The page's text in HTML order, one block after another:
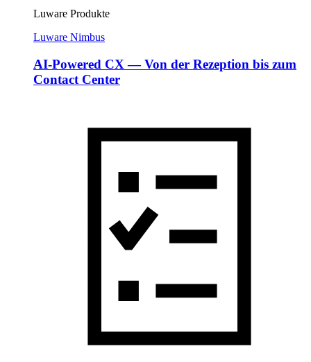
Luware Produkte
Luware Nimbus
AI-Powered CX — Von der Rezeption bis zum
Contact Center